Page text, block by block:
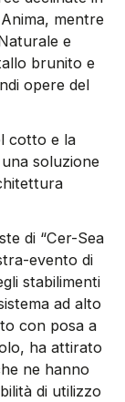
mentre
e
brunito e
opere del
cotto e la
soluzione
di “Cer-Sea
evento di
stabilimenti
ad alto
con posa a
ha attirato
ne hanno
di utilizzo